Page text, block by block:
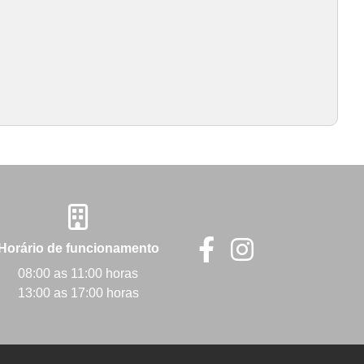
de funcionamento
08:00 as 11:00 horas
13:00 as 17:00 horas